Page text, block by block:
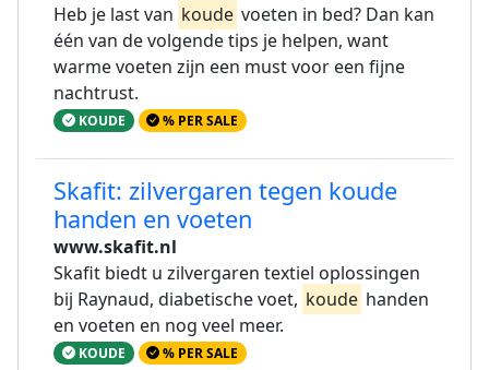
Heb je last van koude voeten in bed? Dan kan
één van de volgende tips je helpen, want
warme voeten zijn een must voor een fijne
nachtrust.
KOUDE % PER SALE
Skafit: zilvergaren tegen koude
handen en voeten
www.skafit.nl
Skafit biedt u zilvergaren textiel oplossingen
bij Raynaud, diabetische voet, koude handen
en voeten en nog veel meer.
KOUDE % PER SALE